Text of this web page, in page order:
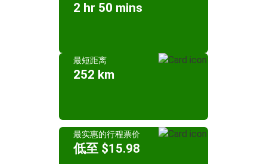
2 hr 50 mins
最短距离
252 km
最实惠的行程票价
低至 $15.98